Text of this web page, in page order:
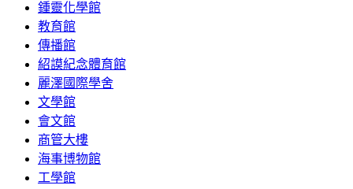
鍾靈化學館
教育館
傳播館
紹謨紀念體育館
麗澤國際學舍
文學館
會文館
商管大樓
海事博物館
工學館